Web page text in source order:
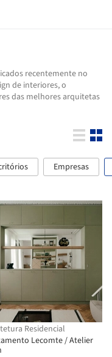
recentemente no
de interiores, o
das melhores arquitetas
Empresas
Residencial
Lecomte / Atelier